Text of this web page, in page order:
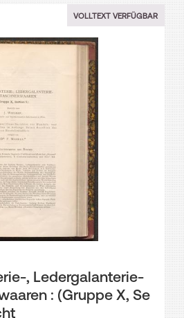
VOLLTEXT VERFÜGBAR
, Ledergalanterie-
: (Gruppe X, Se